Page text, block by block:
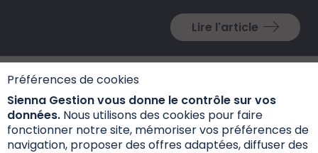
Préférences de cookies
Sienna Gestion vous donne le contrôle sur vos
données. Nous utilisons des cookies pour faire
fonctionner notre site, mémoriser vos préférences de
navigation, proposer des offres adaptées, diffuser des
Lire l'article